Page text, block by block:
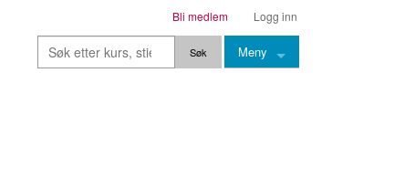
Logg inn
Bli medlem
Meny